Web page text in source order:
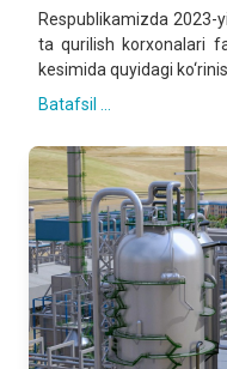
Respublikamizda
ta qurilish korxonalari
kesimida quyidagi
Batafsil ...